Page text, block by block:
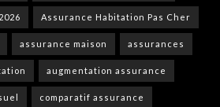
Assurance Habitation Pas Cher
assurance maison assurances
augmentation assurance
comparatif assurance